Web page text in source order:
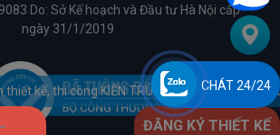
Do: Sở Kế hoạch và Đầu tư Hà Nội cấp
ngày 31/1/2019
ĐĂNG KÝ THIẾT KẾ
THẤT. Hotline: 0965.163.169 - 0888.163.169.
CHÁT 24/24